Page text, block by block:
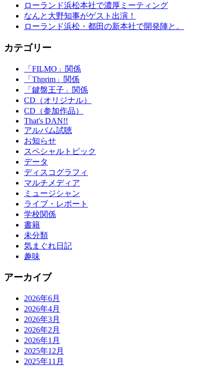
ローランド浜松本社で濃厚ミーティング
なんと大野知事がゲスト出演！
ローランド浜松・都田の新本社で開発陣と。
カテゴリー
「FILMO」関係
「Thprim」関係
「鍵盤王子」関係
CD（オリジナル）
CD（参加作品）
That's DAN!!
アルバム試聴
お知らせ
スペシャルトピック
データ
ディスコグラフィ
マルチメディア
ミュージシャン
ライブ・レポート
学校関係
書籍
未分類
気まぐれ日記
趣味
アーカイブ
2026年6月
2026年4月
2026年3月
2026年2月
2026年1月
2025年12月
2025年11月